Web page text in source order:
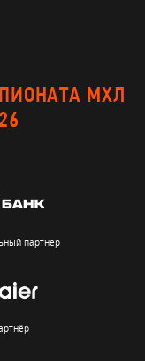
МХЛ
партнер